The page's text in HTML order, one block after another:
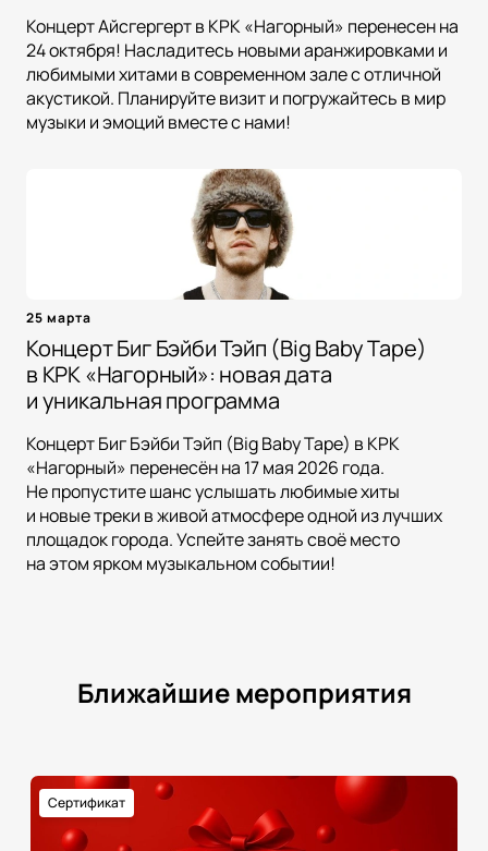
Концерт Айсгергерт в КРК «Нагорный» перенесен на
24 октября! Насладитесь новыми аранжировками и
любимыми хитами в современном зале с отличной
акустикой. Планируйте визит и погружайтесь в мир
музыки и эмоций вместе с нами!
25 марта
Концерт Биг Бэйби Тэйп (Big Baby Tape)
в КРК «Нагорный»: новая дата
и уникальная программа
Концерт Биг Бэйби Тэйп (Big Baby Tape) в КРК
«Нагорный» перенесён на 17 мая 2026 года.
Не пропустите шанс услышать любимые хиты
и новые треки в живой атмосфере одной из лучших
площадок города. Успейте занять своё место
на этом ярком музыкальном событии!
Ближайшие мероприятия
Сертификат